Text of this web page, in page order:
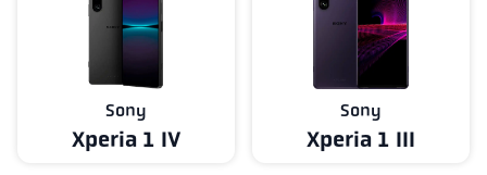
Sony
Xperia 1 IV
Sony
Xperia 1 III